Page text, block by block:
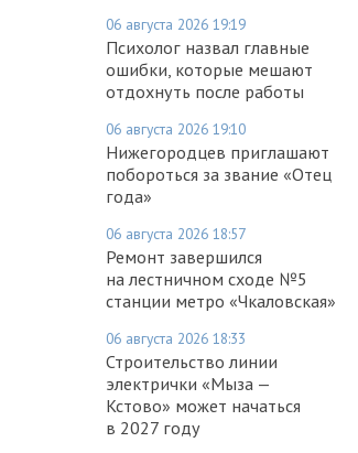
06 августа 2026 19:19
Психолог назвал главные
ошибки, которые мешают
отдохнуть после работы
06 августа 2026 19:10
Нижегородцев приглашают
побороться за звание «Отец
года»
06 августа 2026 18:57
Ремонт завершился
на лестничном сходе №5
станции метро «Чкаловская»
06 августа 2026 18:33
Строительство линии
электрички «Мыза —
Кстово» может начаться
в 2027 году